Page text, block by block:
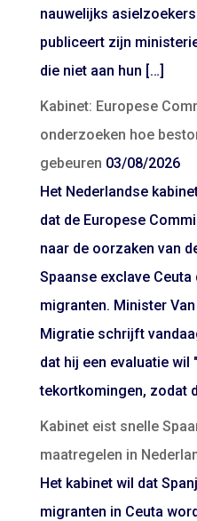
nauwelijks
publiceert zijn
die niet aan hun […]
Kabinet: Europese
onderzoeken hoe
gebeuren 03/08/2026
Het Nederlandse
dat de Europese
naar de oorzaken van
Spaanse exclave
migranten. Minister
Migratie schrijft
dat hij een evaluatie wil
tekortkomingen, zodat
Kabinet eist snelle
maatregelen in
Het kabinet wil dat
migranten in Ceuta